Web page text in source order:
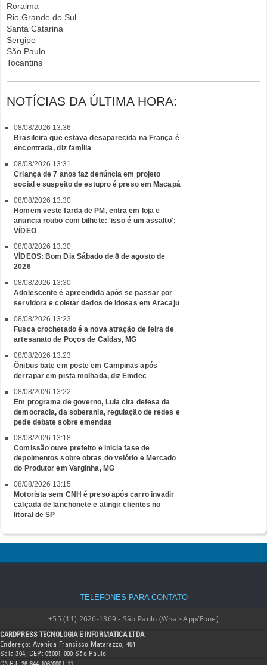
Roraima
Rio Grande do Sul
Santa Catarina
Sergipe
São Paulo
Tocantins
NOTÍCIAS DA ÚLTIMA HORA:
08/08/2026 13:36
Brasileira que estava desaparecida na França é
encontrada, diz família
08/08/2026 13:31
Criança de 7 anos faz denúncia em projeto
social e suspeito de estupro é preso em Macapá
08/08/2026 13:30
Homem veste farda de PM, entra em loja e
anuncia roubo com bilhete: 'isso é um assalto';
VÍDEO
08/08/2026 13:30
VÍDEOS: Bom Dia Sábado de 8 de agosto de
2026
08/08/2026 13:30
Adolescente é apreendida após se passar por
servidora e coletar dados de idosas em Aracaju
08/08/2026 13:23
Fusca crochetado é a nova atração de feira de
artesanato de Poços de Caldas, MG
08/08/2026 13:23
Ônibus bate em poste em Campinas após
derrapar em pista molhada, diz Emdec
08/08/2026 13:22
Em programa de governo, Lula cita defesa da
democracia, da soberania, regulação de redes e
pede debate sobre emendas
08/08/2026 13:18
Comissão ouve prefeito e inicia fase de
depoimentos sobre obras do velório e Mercado
do Produtor em Varginha, MG
08/08/2026 13:15
Motorista sem CNH é preso após carro invadir
calçada de lanchonete e atingir clientes no
litoral de SP
TELEFONES PARA CONTATO
+55 (11) 2626-1369 - São Paulo (WhatsApp/Fone)
CARDPRESS TECNOLOGIA E INFORMATICA LTDA
Endereço: Avenida Francisco Matarazzo, 404
Sala 304, CEP: 05001-000 São Paulo